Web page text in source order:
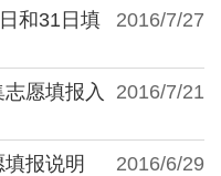
2016/7/27
和31日填
2016/7/21
愿填报入
2016/6/29
报说明